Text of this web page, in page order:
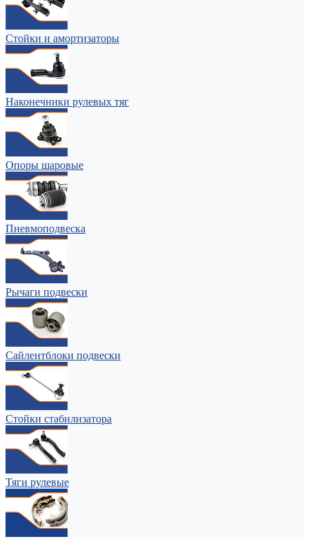
Стойки и амортизаторы
Наконечники рулевых тяг
Опоры шаровые
Пневмоподвеска
Рычаги подвески
Сайлентблоки подвески
Стойки стабилизатора
Тяги рулевые